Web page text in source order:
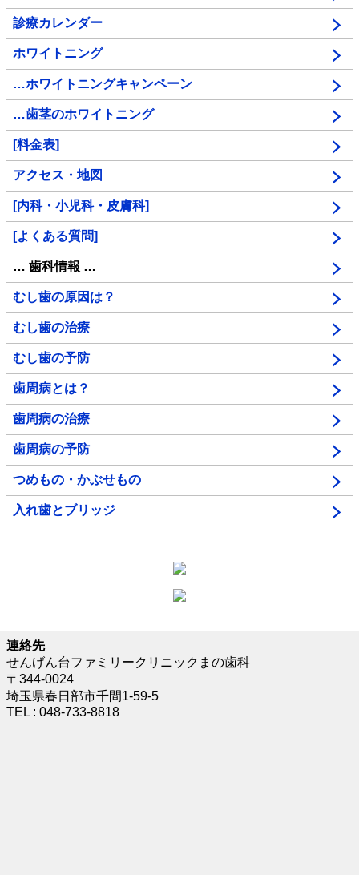
診療カレンダー
ホワイトニング
…ホワイトニングキャンペーン
…歯茎のホワイトニング
[料金表]
アクセス・地図
[内科・小児科・皮膚科]
[よくある質問]
… 歯科情報 …
むし歯の原因は？
むし歯の治療
むし歯の予防
歯周病とは？
歯周病の治療
歯周病の予防
つめもの・かぶせもの
入れ歯とブリッジ
連絡先
せんげん台ファミリークリニックまの歯科
〒344-0024
埼玉県春日部市千間1-59-5
TEL : 048-733-8818